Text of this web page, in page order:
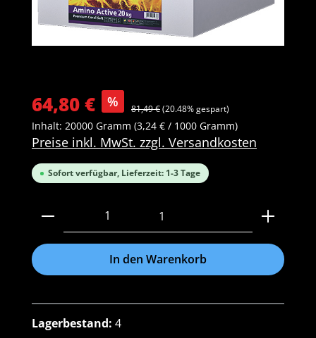
64,80 € % 81,49 €(20.48% gespart)
Inhalt: 20000 Gramm (3,24 € / 1000 Gramm)
Preise inkl. MwSt. zzgl. Versandkosten
Sofort verfügbar, Lieferzeit: 1-3 Tage
Produkt Anzahl: Gib den gewünschten Wert
1
In den Warenkorb
Lagerbestand: 4